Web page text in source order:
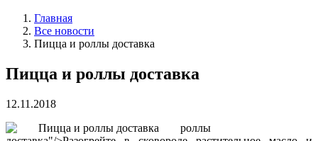
Главная
Все новости
Пицца и роллы доставка
Пицца и роллы доставка
12.11.2018
роллы